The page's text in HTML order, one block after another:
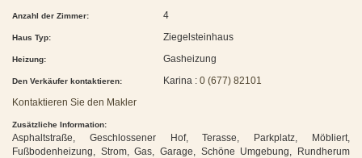
Anzahl der Zimmer: 4
Haus Typ: Ziegelsteinhaus
Heizung: Gasheizung
Den Verkäufer kontaktieren: Karina : 0 (677) 82101
Kontaktieren Sie den Makler
Zusätzliche Information:
Asphaltstraße, Geschlossener Hof, Terasse, Parkplatz, Möbliert,
Fußbodenheizung, Strom, Gas, Garage, Schöne Umgebung, Rundherum